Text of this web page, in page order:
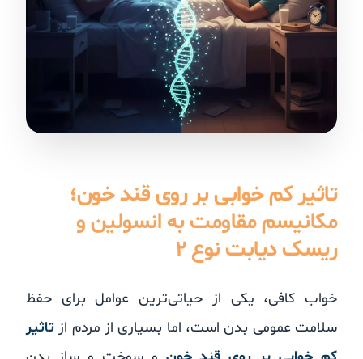
تاثیر کم خوابی بر روی قند خون؛
مکانیسم مقاومت به انسولین و
ریسک دیابت نوع ۲
خواب کافی، یکی از حیاتی‌ترین عوامل برای حفظ
سلامت عمومی بدن است، اما بسیاری از مردم از تاثیر